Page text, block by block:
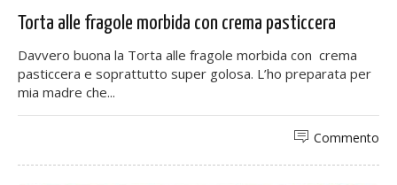
Torta alle fragole morbida con crema pasticcera
Davvero buona la Torta alle fragole morbida con crema
pasticcera e soprattutto super golosa. L’ho preparata per
mia madre che...
Commento